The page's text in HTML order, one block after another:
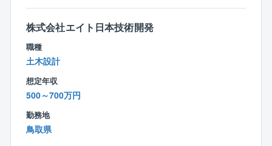
きます。
基本的に1案件を複数名でご担当いただきます。
■無借金経営、自己資本率75％越えの安定した経営基盤
を誇り、既存事業だけではなく、施設運営等の新規事
業にも積極的に挑戦し、安定と成長投資の両軸の経営
を行っております。
株式会社エイト日本技術開発
職種
土木設計
想定年収
500～700万円
勤務地
鳥取県